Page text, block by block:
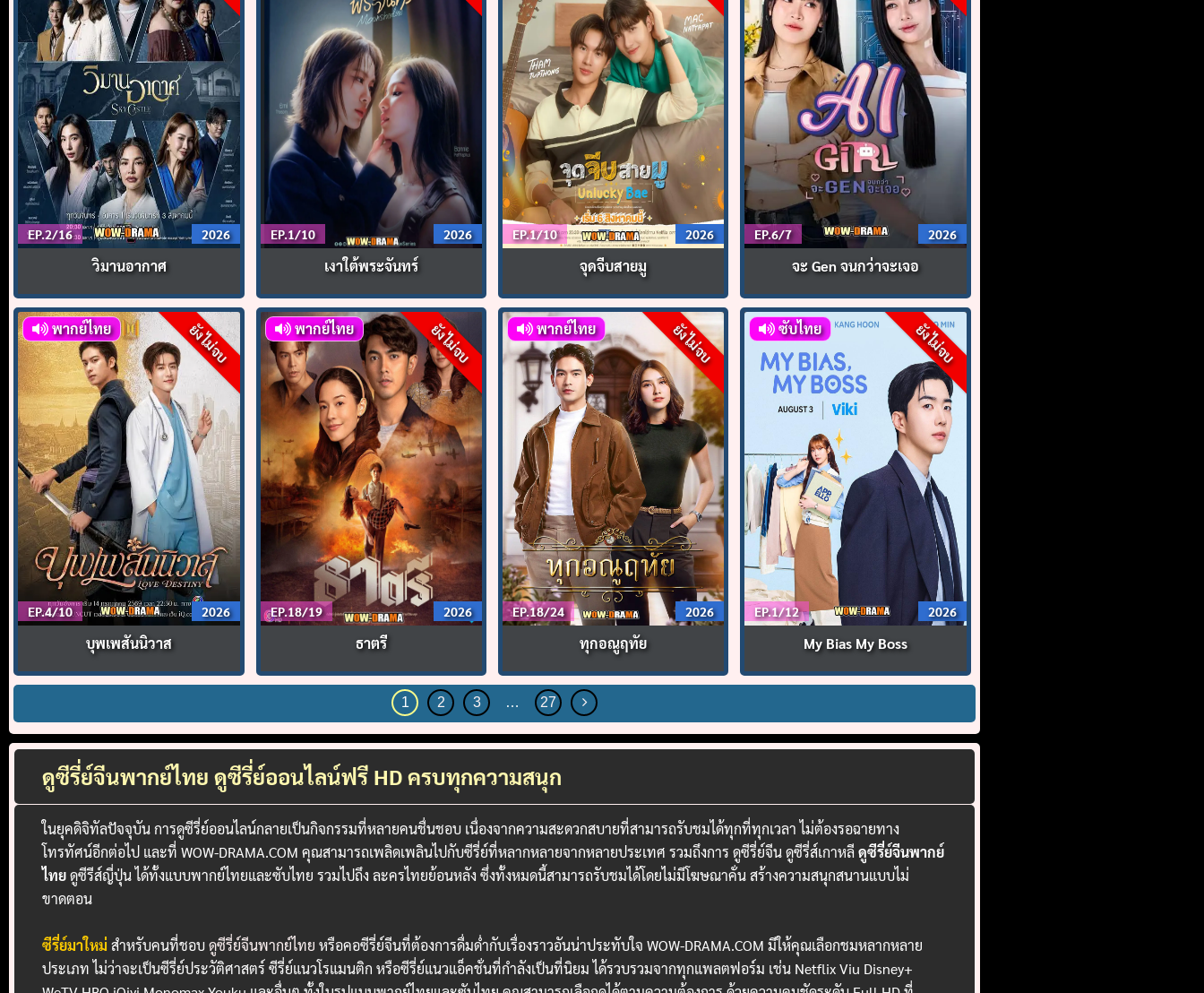
EP.2/16 2026
วิมานอากาศ
EP.1/10 2026
เงาใต้พระจันทร์
EP.1/10 2026
จุดจีบสายมู
EP.6/7 2026
จะ Gen จนกว่าจะเจอ
ยังไม่จบ
พากย์ไทย
EP.4/10 2026
บุพเพสันนิวาส
ยังไม่จบ
พากย์ไทย
EP.18/19 2026
ธาตรี
ยังไม่จบ
พากย์ไทย
EP.18/24 2026
ทุกอณูฤทัย
ยังไม่จบ
ซับไทย
EP.1/12 2026
My Bias My Boss
1 2 3 … 27
ดูซีรี่ย์จีนพากย์ไทย ดูซีรี่ย์ออนไลน์ฟรี HD ครบทุกความสนุก
ในยุคดิจิทัลปัจจุบัน การดูซีรี่ย์ออนไลน์กลายเป็นกิจกรรมที่หลายคนชื่นชอบ เนื่องจากความสะดวกสบายที่สามารถรับชมได้ทุกที่ทุกเวลา ไม่ต้องรอฉายทาง
โทรทัศน์อีกต่อไป และที่ WOW-DRAMA.COM คุณสามารถเพลิดเพลินไปกับซีรี่ย์ที่หลากหลายจากหลายประเทศ รวมถึงการ ดูซีรี่ย์จีน ดูซีรี่ส์เกาหลีดูซีรี่ย์จีนพากย์
ไทยดูซีรีส์ญี่ปุ่น ได้ทั้งแบบพากย์ไทยและซับไทย รวมไปถึง ละครไทยย้อนหลัง ซึ่งทั้งหมดนี้สามารถรับชมได้โดยไม่มีโฆษณาคั่น สร้างความสนุกสนานแบบไม่
ขาดตอน
ซีรี่ย์มาใหม่ สำหรับคนที่ชอบดูซีรี่ย์จีนพากย์ไทย หรือคอซีรี่ย์จีนที่ต้องการดื่มด่ำกับเรื่องราวอันน่าประทับใจ WOW-DRAMA.COM มีให้คุณเลือกชมหลากหลาย
ประเภท ไม่ว่าจะเป็นซีรี่ย์ประวัติศาสตร์ ซีรี่ย์แนวโรแมนติก หรือซีรี่ย์แนวแอ็คชั่นที่กำลังเป็นที่นิยม ได้รวบรวมจากทุกแพลตฟอร์ม เช่น Netflix Viu Disney+